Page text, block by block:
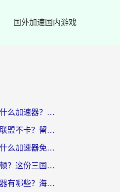
国外加速国内游戏
国外打魔渊之刃用什么加速器？2026海外玩家国服游戏加速全攻略（附闪耀暖暖&复苏的魔女避坑指南）
在美国怎么打英雄联盟不卡？留学生亲测的国服游戏加速全攻略
国外玩无尽冬日用什么加速器免费？海外党国服游戏加速避坑指南
海外玩三国杀总卡顿？这份三国杀游戏加速器指南帮你告别延迟烦恼
火影忍者美国加速器有哪些？海外党亲测的国服游戏加速全攻略（含菲律宾玩三国之刃守望黎明技巧）